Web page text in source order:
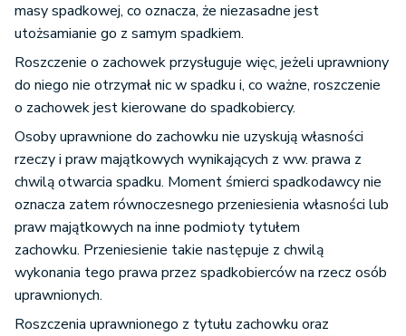
masy spadkowej, co oznacza, że niezasadne jest
utożsamianie go z samym spadkiem.
Roszczenie o zachowek przysługuje więc, jeżeli uprawniony
do niego nie otrzymał nic w spadku i, co ważne, roszczenie
o zachowek jest kierowane do spadkobiercy.
Osoby uprawnione do zachowku nie uzyskują własności
rzeczy i praw majątkowych wynikających z ww. prawa z
chwilą otwarcia spadku. Moment śmierci spadkodawcy nie
oznacza zatem równoczesnego przeniesienia własności lub
praw majątkowych na inne podmioty tytułem
zachowku. Przeniesienie takie następuje z chwilą
wykonania tego prawa przez spadkobierców na rzecz osób
uprawnionych.
Roszczenia uprawnionego z tytułu zachowku oraz